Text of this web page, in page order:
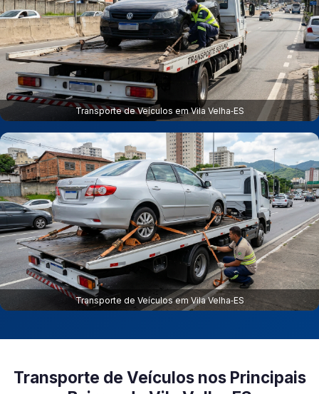
Transporte de Veículos em Vila Velha‑ES
Transporte de Veículos em Vila Velha‑ES
Transporte de Veículos nos Principais